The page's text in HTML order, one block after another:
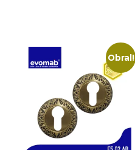
Obral!